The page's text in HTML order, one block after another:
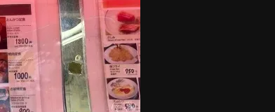
Puzza di Gelato :)
( ALdi ) –…